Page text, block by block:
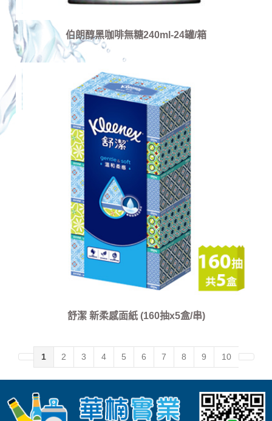
伯朗醇黑咖啡無糖240ml-24罐/箱
舒潔 新柔感面紙 (160抽x5盒/串)
1 2 3 4 5 6 7 8 9 10